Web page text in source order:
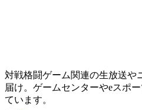
対戦格闘ゲーム関連の生放送や
届け。ゲームセンターやeスポ
ています。